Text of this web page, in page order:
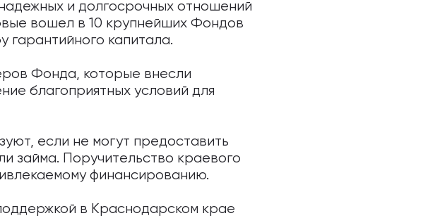
и долгосрочных отношений
вошел в 10 крупнейших Фондов
капитала.
Фонда, которые внесли
благоприятных условий для
если не могут предоставить
займа. Поручительство краевого
финансированию.
в Краснодарском крае